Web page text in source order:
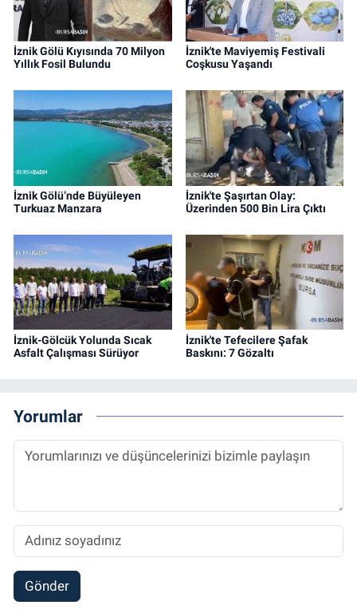
İznik Gölü Kıyısında 70 Milyon
Yıllık Fosil Bulundu
İznik'te Maviyemiş Festivali
Coşkusu Yaşandı
İznik Gölü’nde Büyüleyen
Turkuaz Manzara
İznik'te Şaşırtan Olay:
Üzerinden 500 Bin Lira Çıktı
İznik-Gölcük Yolunda Sıcak
Asfalt Çalışması Sürüyor
İznik'te Tefecilere Şafak
Baskını: 7 Gözaltı
Yorumlar
Gönder